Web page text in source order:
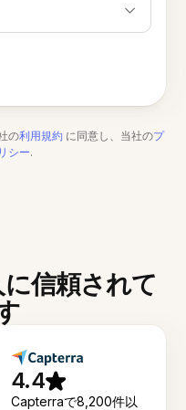
の利用規約 に同意し、当社のプ
シー.
信頼されて
4.4
Capterraで8,200件以